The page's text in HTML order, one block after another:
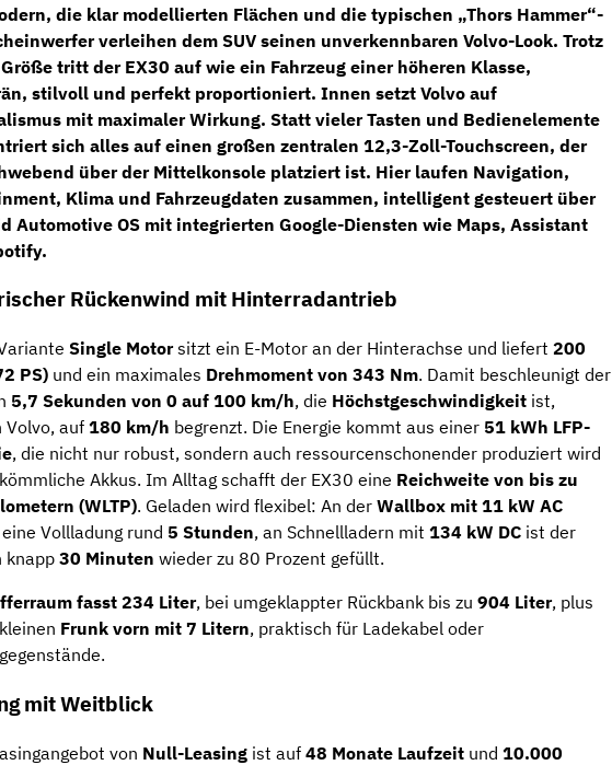
die klar modellierten Flächen und die typischen „Thors Hammer“-
verleihen dem SUV seinen unverkennbaren Volvo-Look. Trotz
tritt der EX30 auf wie ein Fahrzeug einer höheren Klasse,
stilvoll und perfekt proportioniert. Innen setzt Volvo auf
mit maximaler Wirkung. Statt vieler Tasten und Bedienelemente
sich alles auf einen großen zentralen 12,3-Zoll-Touchscreen, der
über der Mittelkonsole platziert ist. Hier laufen Navigation,
Klima und Fahrzeugdaten zusammen, intelligent gesteuert über
Automotive OS mit integrierten Google-Diensten wie Maps, Assistant
Rückenwind mit Hinterradantrieb
Single Motorsitzt ein E-Motor an der Hinterachse und liefert 200
PS) und ein maximales Drehmoment von 343 Nm. Damit beschleunigt der
5,7 Sekunden von 0 auf 100 km/h, die Höchstgeschwindigkeit ist,
Volvo, auf 180 km/h begrenzt. Die Energie kommt aus einer 51 kWh LFP-
, die nicht nur robust, sondern auch ressourcenschonender produziert wird
Akkus. Im Alltag schafft der EX30 eine Reichweite von bis zu
(WLTP). Geladen wird flexibel: An der Wallbox mit 11 kW AC
Vollladung rund 5 Stunden, an Schnellladern mit 134 kW DC ist der
knapp30 Minuten wieder zu 80 Prozent gefüllt.
fasst 234 Liter, bei umgeklappter Rückbank bis zu 904 Liter, plus
Frunk vorn mit 7 Litern, praktisch für Ladekabel oder
mit Weitblick
von Null-Leasing ist auf 48 Monate Laufzeit und 10.000